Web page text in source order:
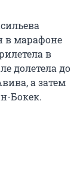
в марафоне
в
долетела до
а затем
Бокек.